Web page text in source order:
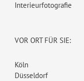
Interieurfotografie
VOR ORT FÜR SIE:
Köln
Düsseldorf